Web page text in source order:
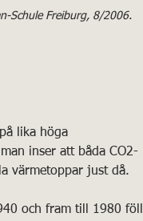
Schule Freiburg, 8/2006.
lika höga
inser att båda CO2-
värmetoppar just då.
och fram till 1980 föll